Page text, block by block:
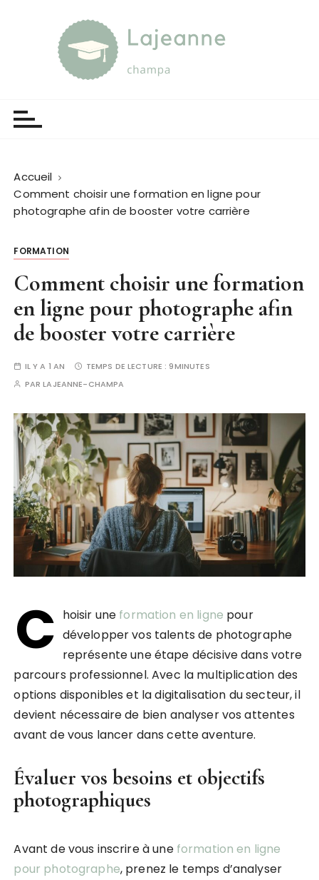
Accueil
Comment choisir une formation en ligne pour
photographe afin de booster votre carrière
FORMATION
Comment choisir une formation
en ligne pour photographe afin
de booster votre carrière
IL Y A 1 AN TEMPS DE LECTURE : 9MINUTES
PARLAJEANNE-CHAMPA
C hoisir une formation en ligne pour
développer vos talents de photographe
représente une étape décisive dans votre
parcours professionnel. Avec la multiplication des
options disponibles et la digitalisation du secteur, il
devient nécessaire de bien analyser vos attentes
avant de vous lancer dans cette aventure.
Évaluer vos besoins et objectifs
photographiques
Avant de vous inscrire à une formation en ligne
pour photographe, prenez le temps d’analyser